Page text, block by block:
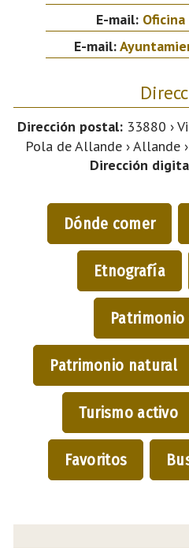
E-mail:
E-mail:
Dirección postal: 33880 ›
Pola de Allande › Allande
Dirección
Dónde comer
Etnografía
Patrimonio natural
Turismo activo
Favoritos